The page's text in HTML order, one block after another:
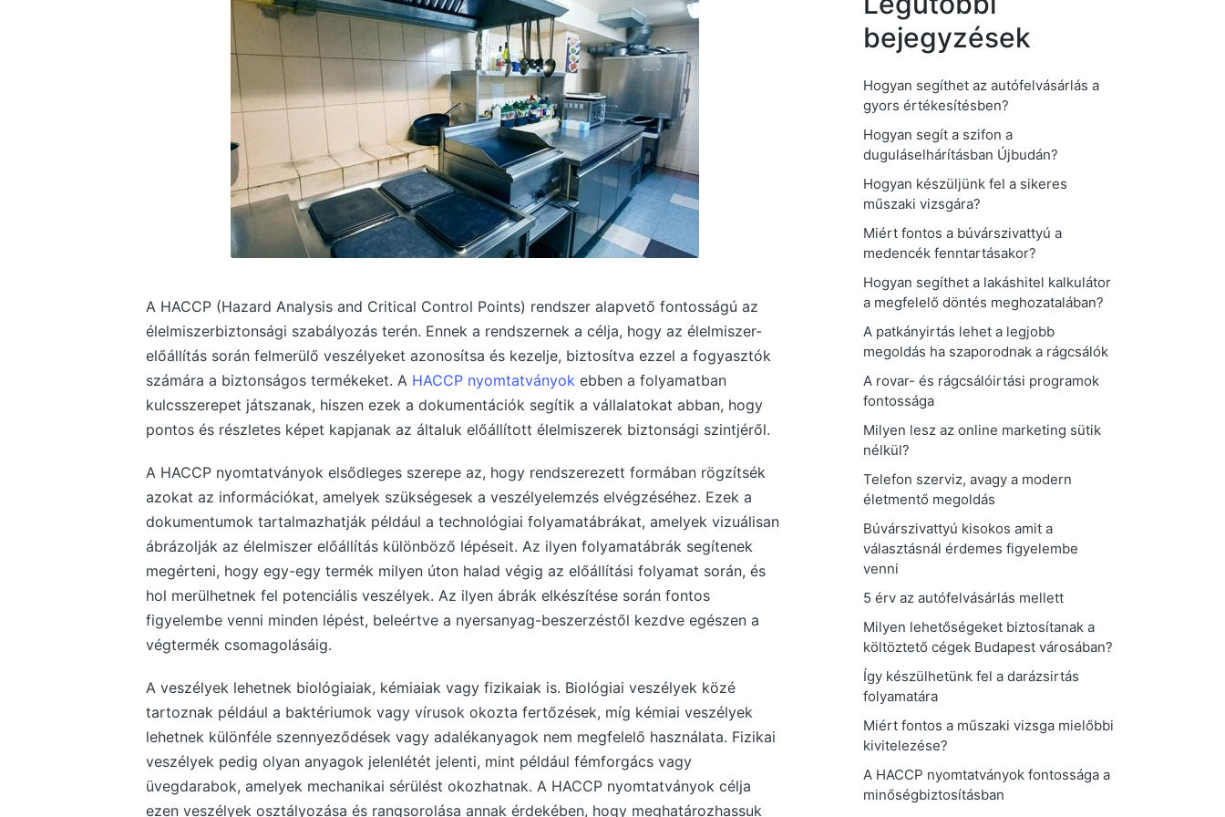
A HACCP (Hazard Analysis and Critical Control Points) rendszer alapvető fontosságú az
élelmiszerbiztonsági szabályozás terén. Ennek a rendszernek a célja, hogy az élelmiszer-
előállítás során felmerülő veszélyeket azonosítsa és kezelje, biztosítva ezzel a fogyasztók
számára a biztonságos termékeket. A HACCP nyomtatványokebben a folyamatban
kulcsszerepet játszanak, hiszen ezek a dokumentációk segítik a vállalatokat abban, hogy
pontos és részletes képet kapjanak az általuk előállított élelmiszerek biztonsági szintjéről.
A HACCP nyomtatványok elsődleges szerepe az, hogy rendszerezett formában rögzítsék
azokat az információkat, amelyek szükségesek a veszélyelemzés elvégzéséhez. Ezek a
dokumentumok tartalmazhatják például a technológiai folyamatábrákat, amelyek vizuálisan
ábrázolják az élelmiszer előállítás különböző lépéseit. Az ilyen folyamatábrák segítenek
megérteni, hogy egy-egy termék milyen úton halad végig az előállítási folyamat során, és
hol merülhetnek fel potenciális veszélyek. Az ilyen ábrák elkészítése során fontos
figyelembe venni minden lépést, beleértve a nyersanyag-beszerzéstől kezdve egészen a
végtermék csomagolásáig.
A veszélyek lehetnek biológiaiak, kémiaiak vagy fizikaiak is. Biológiai veszélyek közé
tartoznak például a baktériumok vagy vírusok okozta fertőzések, míg kémiai veszélyek
lehetnek különféle szennyeződések vagy adalékanyagok nem megfelelő használata. Fizikai
veszélyek pedig olyan anyagok jelenlétét jelenti, mint például fémforgács vagy
üvegdarabok, amelyek mechanikai sérülést okozhatnak. A HACCP nyomtatványok célja
ezen veszélyek osztályozása és rangsorolása annak érdekében, hogy meghatározhassuk
bejegyzések
Hogyan segíthet az autófelvásárlás a
gyors értékesítésben?
Hogyan segít a szifon a
duguláselhárításban Újbudán?
Hogyan készüljünk fel a sikeres
műszaki vizsgára?
Miért fontos a búvárszivattyú a
medencék fenntartásakor?
Hogyan segíthet a lakáshitel kalkulátor
a megfelelő döntés meghozatalában?
A patkányirtás lehet a legjobb
megoldás ha szaporodnak a rágcsálók
A rovar- és rágcsálóirtási programok
fontossága
Milyen lesz az online marketing sütik
nélkül?
Telefon szerviz, avagy a modern
életmentő megoldás
Búvárszivattyú kisokos amit a
választásnál érdemes figyelembe
venni
5 érv az autófelvásárlás mellett
Milyen lehetőségeket biztosítanak a
költöztető cégek Budapest városában?
Így készülhetünk fel a darázsirtás
folyamatára
Miért fontos a műszaki vizsga mielőbbi
kivitelezése?
A HACCP nyomtatványok fontossága a
minőségbiztosításban